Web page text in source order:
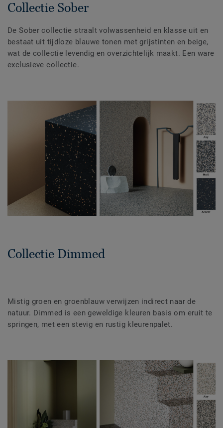
Collectie Sober
De Sober collectie straalt volwassenheid en klasse uit en
bestaat uit tijdloze blauwe tonen met grijstinten en beige,
wat de collectie levendig en overzichtelijk maakt. Een ware
exclusieve collectie.
Collectie Dimmed
Mistig groen en groenblauw verwijzen indirect naar de
natuur. Dimmed is een geweldige kleuren basis om eruit te
springen, met een stevig en rustig kleurenpalet.